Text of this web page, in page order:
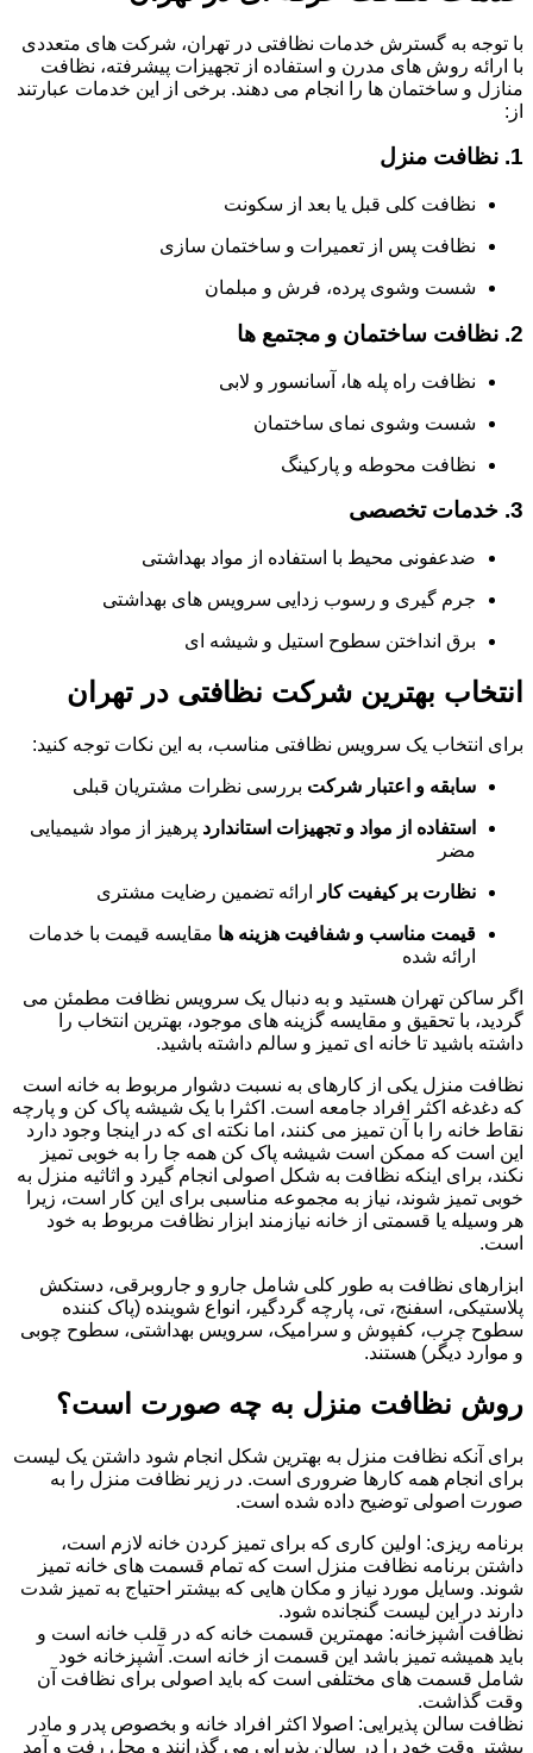
با توجه به گسترش خدمات نظافتی در تهران، شرکت های متعددی
با ارائه روش های مدرن و استفاده از تجهیزات پیشرفته، نظافت
منازل و ساختمان ها را انجام می دهند. برخی از این خدمات عبارتند
از:
1. نظافت منزل
نظافت کلی قبل یا بعد از سکونت
نظافت پس از تعمیرات و ساختمان سازی
شست وشوی پرده، فرش و مبلمان
2. نظافت ساختمان و مجتمع ها
نظافت راه پله ها، آسانسور و لابی
شست وشوی نمای ساختمان
نظافت محوطه و پارکینگ
3. خدمات تخصصی
ضدعفونی محیط با استفاده از مواد بهداشتی
جرم گیری و رسوب زدایی سرویس های بهداشتی
برق انداختن سطوح استیل و شیشه ای
انتخاب بهترین شرکت نظافتی در تهران
برای انتخاب یک سرویس نظافتی مناسب، به این نکات توجه کنید:
سابقه و اعتبار شرکت بررسی نظرات مشتریان قبلی
استفاده از مواد و تجهیزات استاندارد پرهیز از مواد شیمیایی
مضر
نظارت بر کیفیت کار ارائه تضمین رضایت مشتری
قیمت مناسب و شفافیت هزینه ها مقایسه قیمت با خدمات
ارائه شده
اگر ساکن تهران هستید و به دنبال یک سرویس نظافت مطمئن می
گردید، با تحقیق و مقایسه گزینه های موجود، بهترین انتخاب را
داشته باشید تا خانه ای تمیز و سالم داشته باشید.
نظافت منزل یکی از کارهای به نسبت دشوار مربوط به خانه است
که دغدغه اکثر افراد جامعه است. اکثرا با یک شیشه پاک کن و پارچه
نقاط خانه را با آن تمیز می کنند، اما نکته ای که در اینجا وجود دارد
این است که ممکن است شیشه پاک کن همه جا را به خوبی تمیز
نکند، برای اینکه نظافت به شکل اصولی انجام گیرد و اثاثیه منزل به
خوبی تمیز شوند، نیاز به مجموعه مناسبی برای این کار است، زیرا
هر وسیله یا قسمتی از خانه نیازمند ابزار نظافت مربوط به خود
است.
ابزارهای نظافت به طور کلی شامل جارو و جاروبرقی، دستکش
پلاستیکی، اسفنج، تی، پارچه گردگیر، انواع شوینده (پاک کننده
سطوح چرب، کفپوش و سرامیک، سرویس بهداشتی، سطوح چوبی
و موارد دیگر) هستند.
روش نظافت منزل به چه صورت است؟
برای آنکه نظافت منزل به بهترین شکل انجام شود داشتن یک لیست
برای انجام همه کارها ضروری است. در زیر نظافت منزل را به
صورت اصولی توضیح داده شده است.
برنامه ریزی: اولین کاری که برای تمیز کردن خانه لازم است،
داشتن برنامه نظافت منزل است که تمام قسمت های خانه تمیز
شوند. وسایل مورد نیاز و مکان هایی که بیشتر احتیاج به تمیز شدت
دارند در این لیست گنجانده شود.
نظافت آشپزخانه: مهمترین قسمت خانه که در قلب خانه است و
باید همیشه تمیز باشد این قسمت از خانه است. آشپزخانه خود
شامل قسمت های مختلفی است که باید اصولی برای نظافت آن
وقت گذاشت.
نظافت سالن پذیرایی: اصولا اکثر افراد خانه و بخصوص پدر و مادر
بیشتر وقت خود را در سالن پذیرایی می گذرانند و محل رفت و آمد